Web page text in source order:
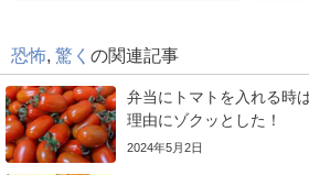
恐怖 驚く の関連記事
弁当にトマトを入れる時
理由にゾクッとした！
2024年5月2日